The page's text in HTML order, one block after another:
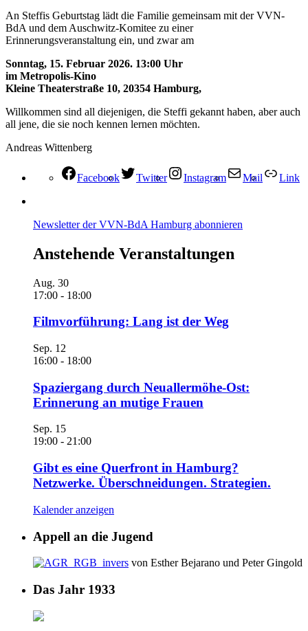
An Steffis Geburtstag lädt die Familie gemeinsam mit der VVN-
BdA und dem Auschwitz-Komitee zu einer
Erinnerungsveranstaltung ein, und zwar am
Sonntag, 15. Februar 2026. 13:00 Uhr
im Metropolis-Kino
Kleine Theaterstraße 10, 20354 Hamburg,
Willkommen sind all diejenigen, die Steffi gekannt haben, aber auch
all jene, die sie noch kennen lernen möchten.
Andreas Wittenberg
Facebook Twitter Instagram Mail Link
Newsletter der VVN-BdA Hamburg abonnieren
Anstehende Veranstaltungen
Aug. 30
17:00 - 18:00
Filmvorführung: Lang ist der Weg
Sep. 12
16:00 - 18:00
Spaziergang durch Neuallermöhe-Ost:
Erinnerung an mutige Frauen
Sep. 15
19:00 - 21:00
Gibt es eine Querfront in Hamburg?
Netzwerke. Überschneidungen. Strategien.
Kalender anzeigen
Appell an die Jugend
von Esther Bejarano und Peter Gingold
Das Jahr 1933